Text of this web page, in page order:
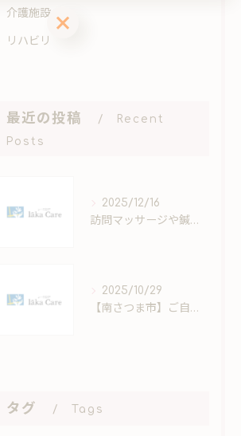
介護施設
リハビリ
最近の投稿
Recent
Posts
2025/12/16
訪問マッサージや鍼灸の施術を鹿児島県南さつま市のご自宅で安心して受けてみませんか
2025/10/29
【南さつま市】ご自宅で安心のケアを
タグ Tags
お問い合わせはこちら